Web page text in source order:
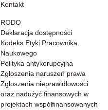
Kontakt
RODO
Deklaracja dostępności
Kodeks Etyki Pracownika
Naukowego
Polityka antykorupcyjna
Zgłoszenia naruszeń prawa
Zgłoszenia nieprawidłowości
oraz nadużyć finansowych w
projektach współfinansowanych